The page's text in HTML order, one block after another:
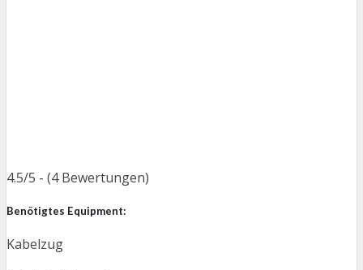
4.5/5 - (4 Bewertungen)
Benötigtes Equipment:
Kabelzug